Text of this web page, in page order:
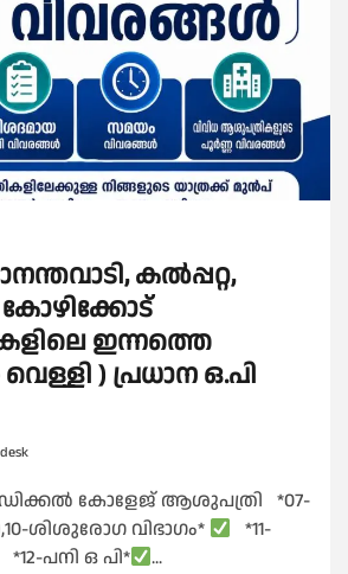
കൽപ്പറ്റ,
ഇന്നത്തെ
വെള്ളി ) പ്രധാന ഒ.പി
കോളേജ് ആശുപത്രി *07-
ശിശുരോഗ വിഭാഗം*
*11-
*12-പനി ഒ പി* ...